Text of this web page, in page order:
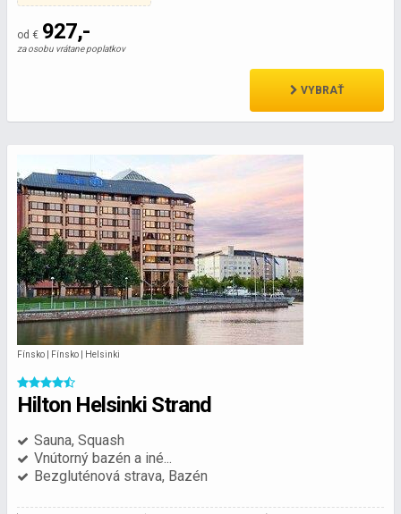
od € 927,-
za osobu vrátane poplatkov
VYBRAŤ
Fínsko | Fínsko | Helsinki
Hilton Helsinki Strand
Sauna, Squash
Vnútorný bazén a iné...
Bezgluténová strava, Bazén